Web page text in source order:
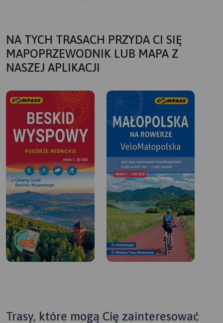
NA TYCH TRASACH PRZYDA CI SIĘ
MAPOPRZEWODNIK LUB MAPA Z
NASZEJ APLIKACJI
Trasy, które mogą Cię zainteresować